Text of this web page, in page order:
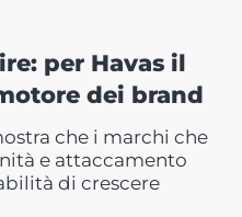
per Havas il
dei brand
che i marchi che
e attaccamento
di crescere